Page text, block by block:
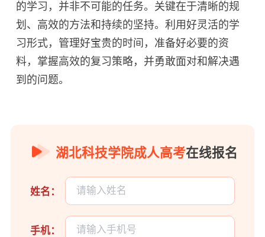
的学习，并非不可能的任务。关键在于清晰的规
划、高效的方法和持续的坚持。利用好灵活的学
习形式，管理好宝贵的时间，准备好必要的资
料，掌握高效的复习策略，并勇敢面对和解决遇
到的问题。
湖北科技学院成人高考在线报名
姓名：
手机：